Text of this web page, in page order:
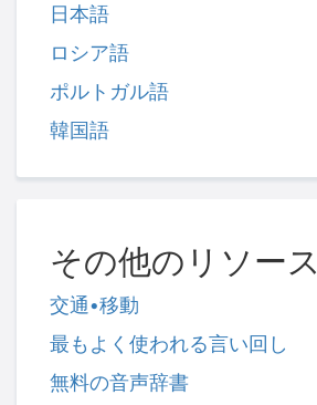
日本語
ロシア語
ポルトガル語
韓国語
その他のリソース
交通•移動
最もよく使われる言い回し
無料の音声辞書